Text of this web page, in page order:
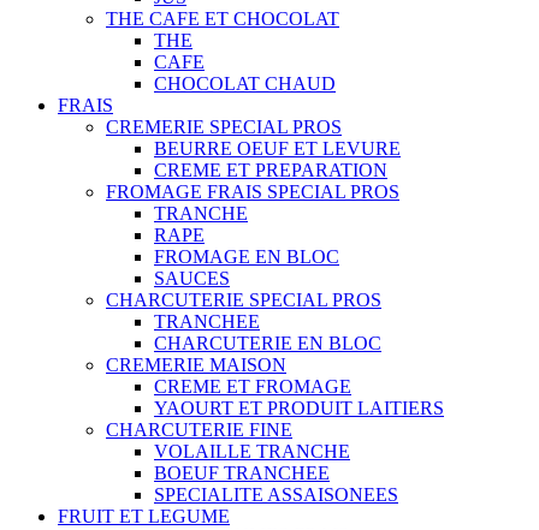
THE CAFE ET CHOCOLAT
THE
CAFE
CHOCOLAT CHAUD
FRAIS
CREMERIE SPECIAL PROS
BEURRE OEUF ET LEVURE
CREME ET PREPARATION
FROMAGE FRAIS SPECIAL PROS
TRANCHE
RAPE
FROMAGE EN BLOC
SAUCES
CHARCUTERIE SPECIAL PROS
TRANCHEE
CHARCUTERIE EN BLOC
CREMERIE MAISON
CREME ET FROMAGE
YAOURT ET PRODUIT LAITIERS
CHARCUTERIE FINE
VOLAILLE TRANCHE
BOEUF TRANCHEE
SPECIALITE ASSAISONEES
FRUIT ET LEGUME